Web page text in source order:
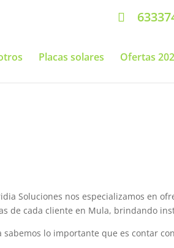
Placas solares Ofertas
Soluciones nos especializamos en
de cada cliente en Mula, brindando
lo importante que es contar